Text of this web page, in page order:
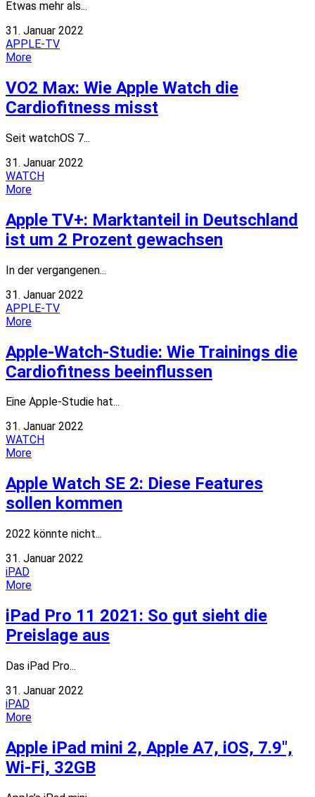
Etwas mehr als...
31. Januar 2022
APPLE-TV
More
VO2 Max: Wie Apple Watch die
Cardiofitness misst
Seit watchOS 7...
31. Januar 2022
WATCH
More
Apple TV+: Marktanteil in Deutschland
ist um 2 Prozent gewachsen
In der vergangenen...
31. Januar 2022
APPLE-TV
More
Apple-Watch-Studie: Wie Trainings die
Cardiofitness beeinflussen
Eine Apple-Studie hat...
31. Januar 2022
WATCH
More
Apple Watch SE 2: Diese Features
sollen kommen
2022 könnte nicht...
31. Januar 2022
iPAD
More
iPad Pro 11 2021: So gut sieht die
Preislage aus
Das iPad Pro...
31. Januar 2022
iPAD
More
Apple iPad mini 2, Apple A7, iOS, 7.9″,
Wi-Fi, 32GB